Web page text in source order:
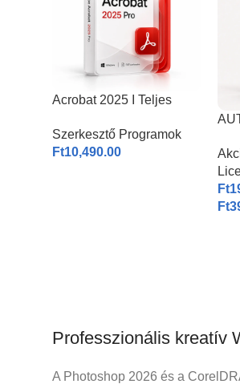
Acrobat 2025 I Teljes
Szerkesztő Programok
Ft10,490.00
1-3
Ft
Ft
Professzionális kreatív
A Photoshop 2026 és a